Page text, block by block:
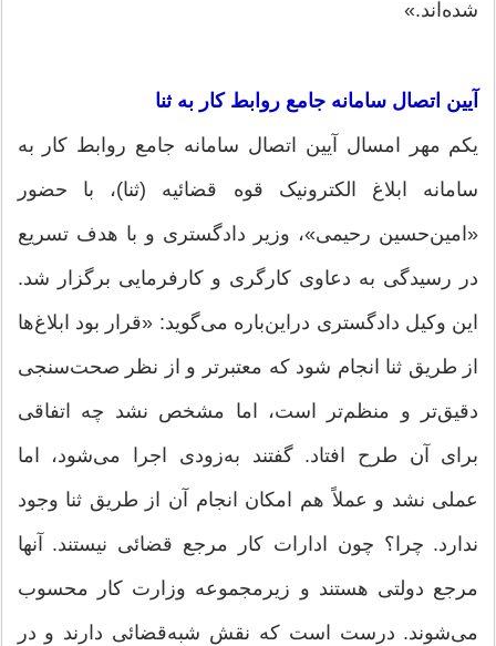
شده‌اند.»
آیین اتصال سامانه جامع روابط کار به ثنا
یکم مهر امسال آیین اتصال سامانه جامع روابط کار به
سامانه ابلاغ الکترونیک قوه قضائیه (ثنا)، با حضور
«امین‌حسین رحیمی»، وزیر دادگستری و با هدف تسریع
در رسیدگی به دعاوی کارگری و کارفرمایی برگزار شد.
این وکیل دادگستری دراین‌باره می‌گوید: «قرار بود ابلاغ‌ها
از طریق ثنا انجام شود که معتبرتر و از نظر صحت‌سنجی
دقیق‌تر و منظم‌تر است، اما مشخص نشد چه اتفاقی
برای آن طرح افتاد. گفتند به‌زودی اجرا می‌شود، اما
عملی نشد و عملاً هم امکان انجام آن از طریق ثنا وجود
ندارد. چرا؟ چون ادارات کار مرجع قضائی نیستند. آنها
مرجع دولتی هستند و زیرمجموعه وزارت کار محسوب
می‌شوند. درست است که نقش شبه‌قضائی دارند و در